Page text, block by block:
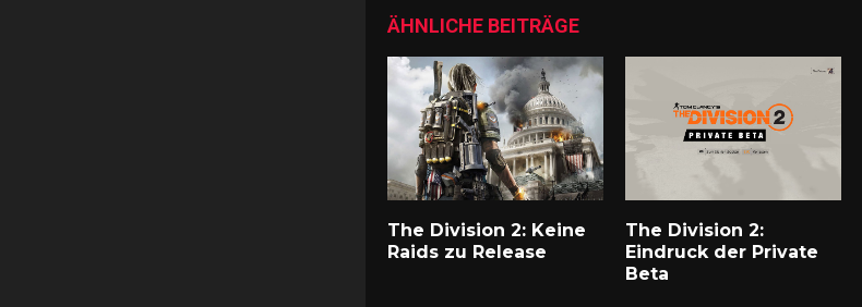
ÄHNLICHE BEITRÄGE
The Division 2: Keine
Raids zu Release
The Division 2:
Eindruck der Private
Beta